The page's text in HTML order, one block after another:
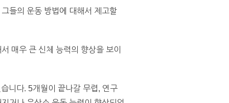
들의 운동 방법에 대해서 제고할
매우 큰 신체 능력의 향상을 보이
니다. 5개월이 끝나갈 무렵, 연구